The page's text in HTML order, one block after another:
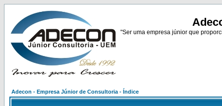
"Ser uma empresa júnior que
Adecon - Empresa Júnior de Consultoria - Índice